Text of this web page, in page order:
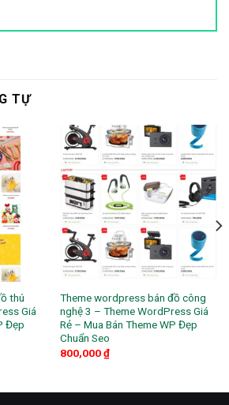
TỰ
thú
Giá
Đẹp
Theme wordpress bán đồ công
nghệ 3 – Theme WordPress Giá
Rẻ – Mua Bán Theme WP Đẹp
Chuẩn Seo
800,000₫